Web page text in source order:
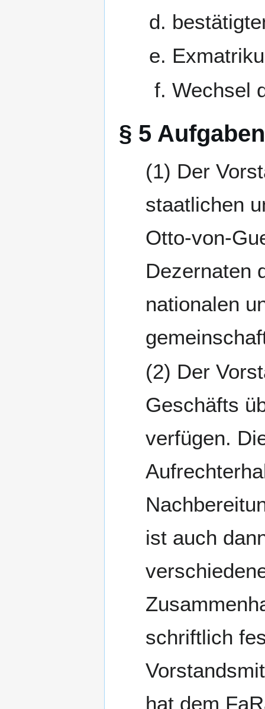
Wechsel
§ 5
Der
staatlichen
Otto-von-
Dezernaten
nationalen
Der
Geschäfts
verfügen.
ist auch
schriftlich
hat dem